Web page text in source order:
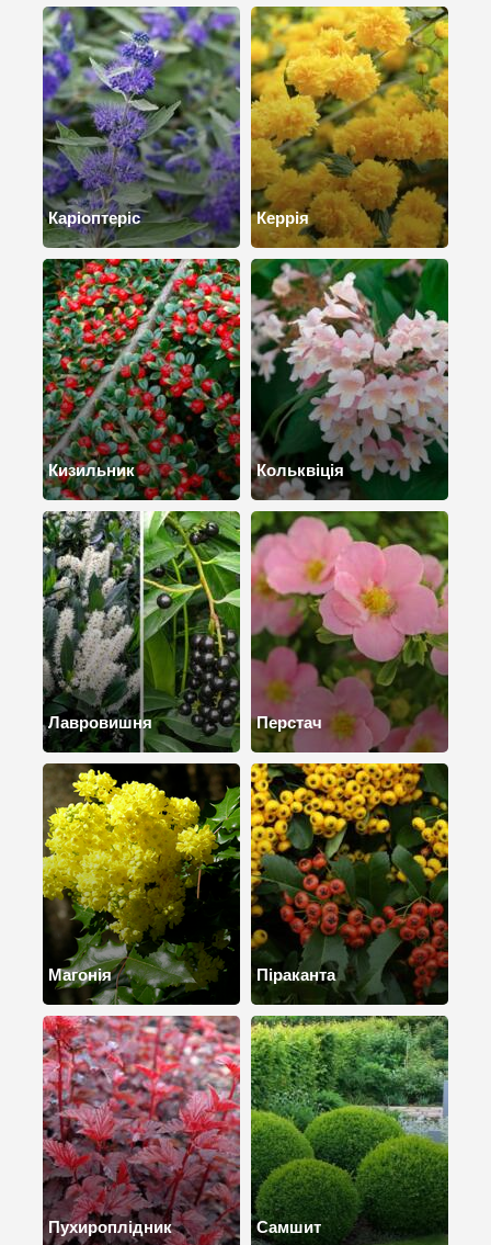
Каріоптеріс Керрія
Кизильник Кольквіція
Лавровишня Перстач
Магонія Піраканта
Пухироплідник Самшит